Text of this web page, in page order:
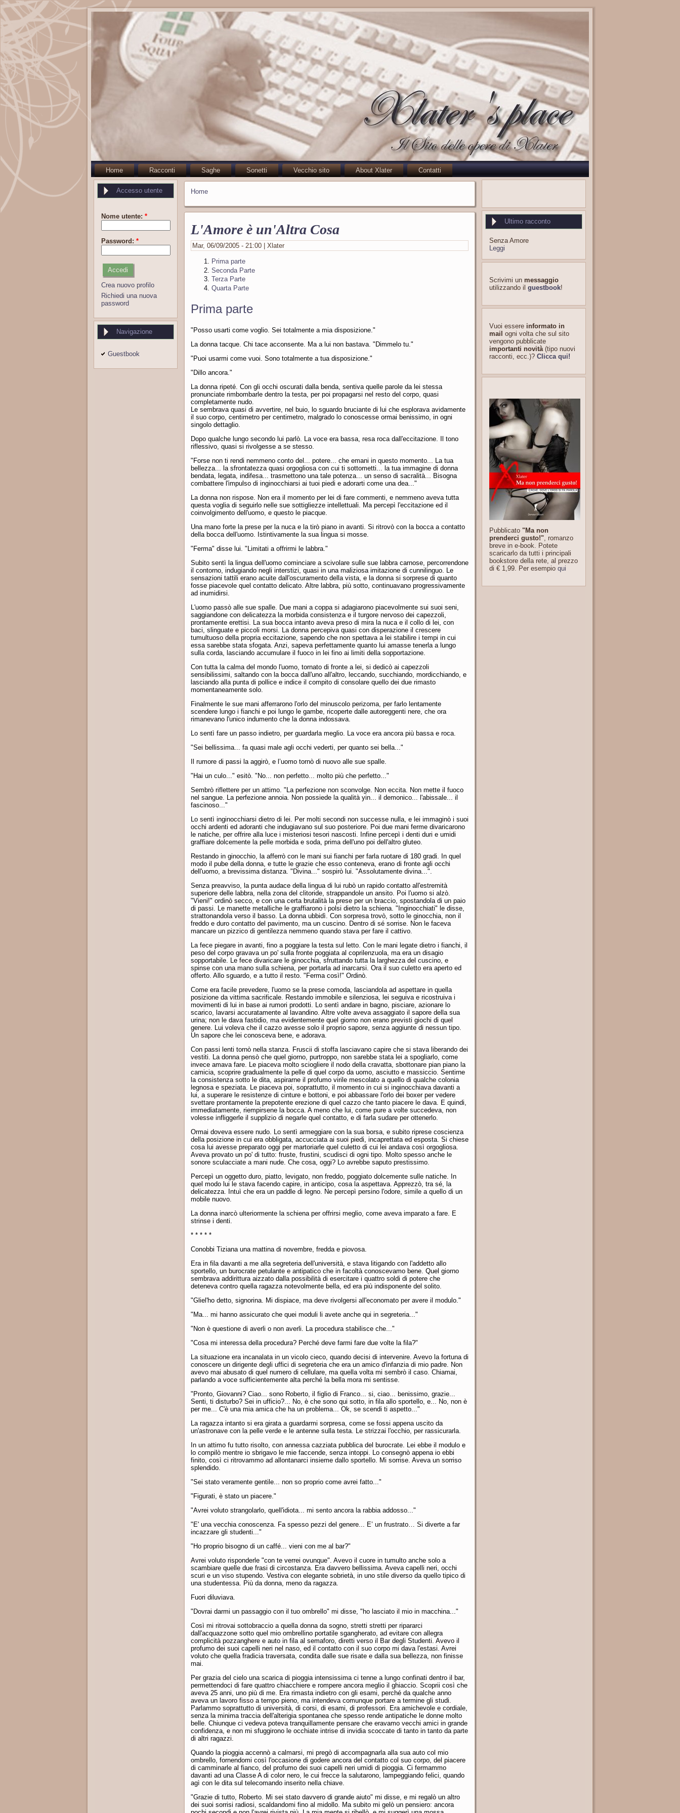
Home Racconti Saghe Sonetti Vecchio sito About Xlater Contatti
Accesso utente
Nome utente: *
Password: *
Crea nuovo profilo
Richiedi una nuova
password
Navigazione
Guestbook
Home
L'Amore è un'Altra Cosa
Mar, 06/09/2005 - 21:00 | Xlater
Prima parte
Seconda Parte
Terza Parte
Quarta Parte
Prima parte
"Posso usarti come voglio. Sei totalmente a mia disposizione."
La donna tacque. Chi tace acconsente. Ma a lui non bastava. "Dimmelo tu."
"Puoi usarmi come vuoi. Sono totalmente a tua disposizione."
"Dillo ancora."
La donna ripeté. Con gli occhi oscurati dalla benda, sentiva quelle parole da lei stessa
pronunciate rimbombarle dentro la testa, per poi propagarsi nel resto del corpo, quasi
completamente nudo.
Le sembrava quasi di avvertire, nel buio, lo sguardo bruciante di lui che esplorava avidamente
il suo corpo, centimetro per centimetro, malgrado lo conoscesse ormai benissimo, in ogni
singolo dettaglio.
Dopo qualche lungo secondo lui parlò. La voce era bassa, resa roca dall'eccitazione. Il tono
riflessivo, quasi si rivolgesse a se stesso.
"Forse non ti rendi nemmeno conto del... potere... che emani in questo momento... La tua
bellezza... la sfrontatezza quasi orgogliosa con cui ti sottometti... la tua immagine di donna
bendata, legata, indifesa... trasmettono una tale potenza... un senso di sacralità... Bisogna
combattere l'impulso di inginocchiarsi ai tuoi piedi e adorarti come una dea..."
La donna non rispose. Non era il momento per lei di fare commenti, e nemmeno aveva tutta
questa voglia di seguirlo nelle sue sottigliezze intellettuali. Ma percepì l'eccitazione ed il
coinvolgimento dell'uomo, e questo le piacque.
Una mano forte la prese per la nuca e la tirò piano in avanti. Si ritrovò con la bocca a contatto
della bocca dell'uomo. Istintivamente la sua lingua si mosse.
"Ferma" disse lui. "Limitati a offrirmi le labbra."
Subito sentì la lingua dell'uomo cominciare a scivolare sulle sue labbra carnose, percorrendone
il contorno, indugiando negli interstizi, quasi in una maliziosa imitazione di cunnilinguo. Le
sensazioni tattili erano acuite dall'oscuramento della vista, e la donna si sorprese di quanto
fosse piacevole quel contatto delicato. Altre labbra, più sotto, continuavano progressivamente
ad inumidirsi.
L'uomo passò alle sue spalle. Due mani a coppa si adagiarono piacevolmente sui suoi seni,
saggiandone con delicatezza la morbida consistenza e il turgore nervoso dei capezzoli,
prontamente erettisi. La sua bocca intanto aveva preso di mira la nuca e il collo di lei, con
baci, slinguate e piccoli morsi. La donna percepiva quasi con disperazione il crescere
tumultuoso della propria eccitazione, sapendo che non spettava a lei stabilire i tempi in cui
essa sarebbe stata sfogata. Anzi, sapeva perfettamente quanto lui amasse tenerla a lungo
sulla corda, lasciando accumulare il fuoco in lei fino ai limiti della sopportazione.
Con tutta la calma del mondo l'uomo, tornato di fronte a lei, si dedicò ai capezzoli
sensibilissimi, saltando con la bocca dall'uno all'altro, leccando, succhiando, mordicchiando, e
lasciando alla punta di pollice e indice il compito di consolare quello dei due rimasto
momentaneamente solo.
Finalmente le sue mani afferrarono l'orlo del minuscolo perizoma, per farlo lentamente
scendere lungo i fianchi e poi lungo le gambe, ricoperte dalle autoreggenti nere, che ora
rimanevano l'unico indumento che la donna indossava.
Lo sentì fare un passo indietro, per guardarla meglio. La voce era ancora più bassa e roca.
"Sei bellissima... fa quasi male agli occhi vederti, per quanto sei bella..."
Il rumore di passi la aggirò, e l’uomo tornò di nuovo alle sue spalle.
"Hai un culo..." esitò. "No... non perfetto... molto più che perfetto..."
Sembrò riflettere per un attimo. "La perfezione non sconvolge. Non eccita. Non mette il fuoco
nel sangue. La perfezione annoia. Non possiede la qualità yin... il demonico... l'abissale... il
fascinoso..."
Lo sentì inginocchiarsi dietro di lei. Per molti secondi non successe nulla, e lei immaginò i suoi
occhi ardenti ed adoranti che indugiavano sul suo posteriore. Poi due mani ferme divaricarono
le natiche, per offrire alla luce i misteriosi tesori nascosti. Infine percepì i denti duri e umidi
graffiare dolcemente la pelle morbida e soda, prima dell'uno poi dell'altro gluteo.
Restando in ginocchio, la afferrò con le mani sui fianchi per farla ruotare di 180 gradi. In quel
modo il pube della donna, e tutte le grazie che esso conteneva, erano di fronte agli occhi
dell'uomo, a brevissima distanza. "Divina..." sospirò lui. "Assolutamente divina...".
Senza preavviso, la punta audace della lingua di lui rubò un rapido contatto all'estremità
superiore delle labbra, nella zona del clitoride, strappandole un ansito. Poi l'uomo si alzò.
"Vieni!" ordinò secco, e con una certa brutalità la prese per un braccio, spostandola di un paio
di passi. Le manette metalliche le graffiarono i polsi dietro la schiena. "Inginocchiati" le disse,
strattonandola verso il basso. La donna ubbidì. Con sorpresa trovò, sotto le ginocchia, non il
freddo e duro contatto del pavimento, ma un cuscino. Dentro di sé sorrise. Non le faceva
mancare un pizzico di gentilezza nemmeno quando stava per fare il cattivo.
La fece piegare in avanti, fino a poggiare la testa sul letto. Con le mani legate dietro i fianchi, il
peso del corpo gravava un po' sulla fronte poggiata al coprilenzuola, ma era un disagio
sopportabile. Le fece divaricare le ginocchia, sfruttando tutta la larghezza del cuscino, e
spinse con una mano sulla schiena, per portarla ad inarcarsi. Ora il suo culetto era aperto ed
offerto. Allo sguardo, e a tutto il resto. "Ferma così!" Ordinò.
Come era facile prevedere, l'uomo se la prese comoda, lasciandola ad aspettare in quella
posizione da vittima sacrificale. Restando immobile e silenziosa, lei seguiva e ricostruiva i
movimenti di lui in base ai rumori prodotti. Lo sentì andare in bagno, pisciare, azionare lo
scarico, lavarsi accuratamente al lavandino. Altre volte aveva assaggiato il sapore della sua
urina; non le dava fastidio, ma evidentemente quel giorno non erano previsti giochi di quel
genere. Lui voleva che il cazzo avesse solo il proprio sapore, senza aggiunte di nessun tipo.
Un sapore che lei conosceva bene, e adorava.
Con passi lenti tornò nella stanza. Fruscii di stoffa lasciavano capire che si stava liberando dei
vestiti. La donna pensò che quel giorno, purtroppo, non sarebbe stata lei a spogliarlo, come
invece amava fare. Le piaceva molto sciogliere il nodo della cravatta, sbottonare pian piano la
camicia, scoprire gradualmente la pelle di quel corpo da uomo, asciutto e massiccio. Sentirne
la consistenza sotto le dita, aspirarne il profumo virile mescolato a quello di qualche colonia
legnosa e speziata. Le piaceva poi, soprattutto, il momento in cui si inginocchiava davanti a
lui, a superare le resistenze di cinture e bottoni, e poi abbassare l'orlo dei boxer per vedere
svettare prontamente la prepotente erezione di quel cazzo che tanto piacere le dava. E quindi,
immediatamente, riempirsene la bocca. A meno che lui, come pure a volte succedeva, non
volesse infliggerle il supplizio di negarle quel contatto, e di farla sudare per ottenerlo.
Ormai doveva essere nudo. Lo sentì armeggiare con la sua borsa, e subito riprese coscienza
della posizione in cui era obbligata, accucciata ai suoi piedi, incaprettata ed esposta. Si chiese
cosa lui avesse preparato oggi per martoriarle quel culetto di cui lei andava così orgogliosa.
Aveva provato un po' di tutto: fruste, frustini, scudisci di ogni tipo. Molto spesso anche le
sonore sculacciate a mani nude. Che cosa, oggi? Lo avrebbe saputo prestissimo.
Percepì un oggetto duro, piatto, levigato, non freddo, poggiato dolcemente sulle natiche. In
quel modo lui le stava facendo capire, in anticipo, cosa la aspettava. Apprezzò, tra sé, la
delicatezza. Intuì che era un paddle di legno. Ne percepì persino l'odore, simile a quello di un
mobile nuovo.
La donna inarcò ulteriormente la schiena per offrirsi meglio, come aveva imparato a fare. E
strinse i denti.
* * * * *
Conobbi Tiziana una mattina di novembre, fredda e piovosa.
Era in fila davanti a me alla segreteria dell'università, e stava litigando con l'addetto allo
sportello, un burocrate petulante e antipatico che in facoltà conoscevamo bene. Quel giorno
sembrava addirittura aizzato dalla possibilità di esercitare i quattro soldi di potere che
deteneva contro quella ragazza notevolmente bella, ed era più indisponente del solito.
"Gliel'ho detto, signorina. Mi dispiace, ma deve rivolgersi all'economato per avere il modulo."
"Ma... mi hanno assicurato che quei moduli li avete anche qui in segreteria..."
"Non è questione di averli o non averli. La procedura stabilisce che..."
"Cosa mi interessa della procedura? Perché deve farmi fare due volte la fila?"
La situazione era incanalata in un vicolo cieco, quando decisi di intervenire. Avevo la fortuna di
conoscere un dirigente degli uffici di segreteria che era un amico d'infanzia di mio padre. Non
avevo mai abusato di quel numero di cellulare, ma quella volta mi sembrò il caso. Chiamai,
parlando a voce sufficientemente alta perché la bella mora mi sentisse.
"Pronto, Giovanni? Ciao... sono Roberto, il figlio di Franco... si, ciao... benissimo, grazie...
Senti, ti disturbo? Sei in ufficio?... No, è che sono qui sotto, in fila allo sportello, e... No, non è
per me... C'è una mia amica che ha un problema... Ok, se scendi ti aspetto..."
La ragazza intanto si era girata a guardarmi sorpresa, come se fossi appena uscito da
un'astronave con la pelle verde e le antenne sulla testa. Le strizzai l'occhio, per rassicurarla.
In un attimo fu tutto risolto, con annessa cazziata pubblica del burocrate. Lei ebbe il modulo e
lo compilò mentre io sbrigavo le mie faccende, senza intoppi. Lo consegnò appena io ebbi
finito, così ci ritrovammo ad allontanarci insieme dallo sportello. Mi sorrise. Aveva un sorriso
splendido.
"Sei stato veramente gentile... non so proprio come avrei fatto..."
"Figurati, è stato un piacere."
"Avrei voluto strangolarlo, quell'idiota... mi sento ancora la rabbia addosso..."
"E' una vecchia conoscenza. Fa spesso pezzi del genere... E’ un frustrato… Si diverte a far
incazzare gli studenti..."
"Ho proprio bisogno di un caffé... vieni con me al bar?"
Avrei voluto risponderle "con te verrei ovunque". Avevo il cuore in tumulto anche solo a
scambiare quelle due frasi di circostanza. Era davvero bellissima. Aveva capelli neri, occhi
scuri e un viso stupendo. Vestiva con elegante sobrietà, in uno stile diverso da quello tipico di
una studentessa. Più da donna, meno da ragazza.
Fuori diluviava.
"Dovrai darmi un passaggio con il tuo ombrello" mi disse, "ho lasciato il mio in macchina..."
Così mi ritrovai sottobraccio a quella donna da sogno, stretti stretti per ripararci
dall'acquazzone sotto quel mio ombrellino portatile sgangherato, ad evitare con allegra
complicità pozzanghere e auto in fila al semaforo, diretti verso il Bar degli Studenti. Avevo il
profumo dei suoi capelli neri nel naso, ed il contatto con il suo corpo mi dava l'estasi. Avrei
voluto che quella fradicia traversata, condita dalle sue risate e dalla sua bellezza, non finisse
mai.
Per grazia del cielo una scarica di pioggia intensissima ci tenne a lungo confinati dentro il bar,
permettendoci di fare quattro chiacchiere e rompere ancora meglio il ghiaccio. Scoprii così che
aveva 25 anni, uno più di me. Era rimasta indietro con gli esami, perché da qualche anno
aveva un lavoro fisso a tempo pieno, ma intendeva comunque portare a termine gli studi.
Parlammo soprattutto di università, di corsi, di esami, di professori. Era amichevole e cordiale,
senza la minima traccia dell'alterigia spontanea che spesso rende antipatiche le donne molto
belle. Chiunque ci vedeva poteva tranquillamente pensare che eravamo vecchi amici in grande
confidenza, e non mi sfuggirono le occhiate intrise di invidia scoccate di tanto in tanto da parte
di altri ragazzi.
Quando la pioggia accennò a calmarsi, mi pregò di accompagnarla alla sua auto col mio
ombrello, fornendomi così l'occasione di godere ancora del contatto col suo corpo, del piacere
di camminarle al fianco, del profumo dei suoi capelli neri umidi di pioggia. Ci fermammo
davanti ad una Classe A di color nero, le cui frecce la salutarono, lampeggiando felici, quando
agì con le dita sul telecomando inserito nella chiave.
"Grazie di tutto, Roberto. Mi sei stato davvero di grande aiuto" mi disse, e mi regalò un altro
dei suoi sorrisi radiosi, scaldandomi fino al midollo. Ma subito mi gelò un pensiero: ancora
Ultimo racconto
Senza Amore
Leggi
Scrivimi un messaggio
utilizzando il guestbook!
Vuoi essere informato in
mail ogni volta che sul sito
vengono pubblicate
importanti novità(tipo nuovi
racconti, ecc.)? Clicca qui!
Pubblicato "Ma non
prenderci gusto!", romanzo
breve in e-book. Potete
scaricarlo da tutti i principali
bookstore della rete, al prezzo
di € 1,99. Per esempio qui